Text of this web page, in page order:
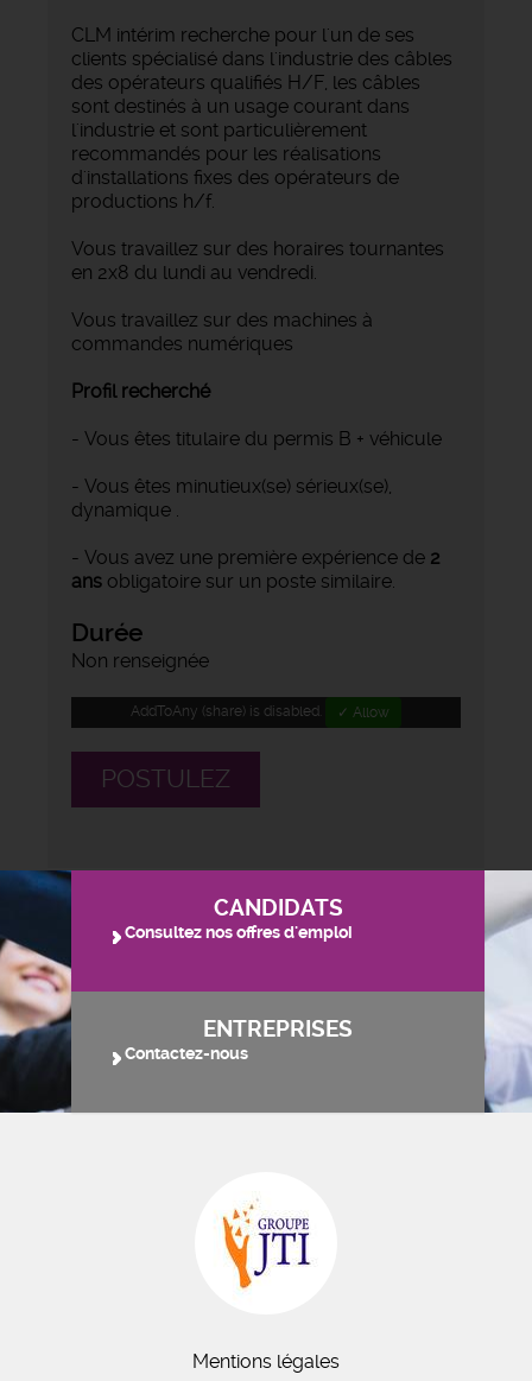
CLM intérim recherche pour l'un de ses
clients spécialisé dans l'industrie des câbles
des opérateurs qualifiés H/F, les câbles
sont destinés à un usage courant dans
l'industrie et sont particulièrement
recommandés pour les réalisations
d'installations fixes des opérateurs de
productions h/f.
Vous travaillez sur des horaires tournantes
en 2x8 du lundi au vendredi.
Vous travaillez sur des machines à
commandes numériques
Profil recherché
- Vous êtes titulaire du permis B + véhicule
- Vous êtes minutieux(se) sérieux(se),
dynamique .
- Vous avez une première expérience de 2
ans obligatoire sur un poste similaire.
Durée
Non renseignée
AddToAny (share) is disabled. ✓ Allow
POSTULEZ
CANDIDATS
Consultez nos offres d'emploi
ENTREPRISES
Contactez-nous
Mentions légales